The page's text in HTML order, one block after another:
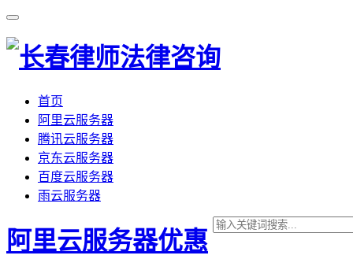
首页
阿里云服务器
腾讯云服务器
京东云服务器
百度云服务器
雨云服务器
阿里云服务器优惠